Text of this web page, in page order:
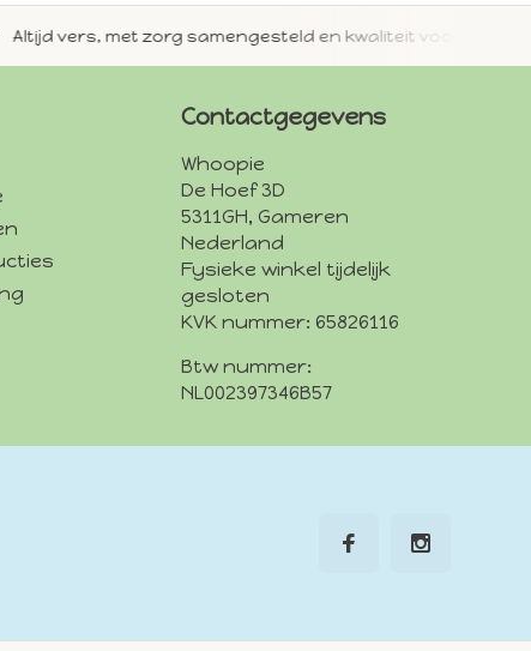
vers, met zorg samengesteld en kwaliteit voorop.
Contactgegevens
Whoopie
De Hoef 3D
5311GH, Gameren
Nederland
Fysieke winkel tijdelijk
gesloten
KVK nummer: 65826116
Btw nummer:
NL002397346B57